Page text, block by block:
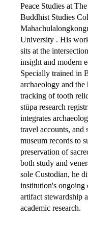
Peace Studies at
Buddhist Studies
University . His
sits at the
insight and modern
Specially trained in
archaeology and the
tracking of tooth
stūpa research
integrates
travel accounts, and
museum records to
preservation of
both study and
sole Custodian, he
institution's ongoing
artifact stewardship
academic research.